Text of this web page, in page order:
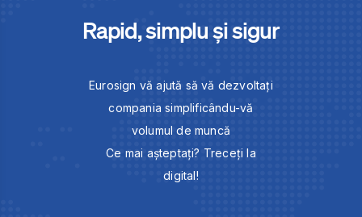
Rapid, simplu și sigur
Eurosign vă ajută să vă dezvoltați
compania simplificându-vă
volumul de muncă
Ce mai așteptați? Treceți la
digital!